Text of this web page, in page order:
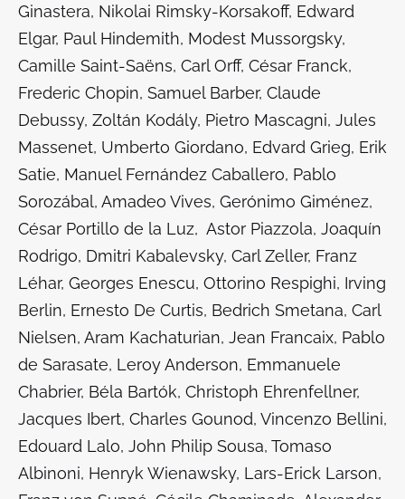
Ginastera, Nikolai Rimsky-Korsakoff, Edward
Elgar, Paul Hindemith, Modest Mussorgsky,
Camille Saint-Saëns, Carl Orff, César Franck,
Frederic Chopin, Samuel Barber, Claude
Debussy, Zoltán Kodály, Pietro Mascagni, Jules
Massenet, Umberto Giordano, Edvard Grieg, Erik
Satie, Manuel Fernández Caballero, Pablo
Sorozábal, Amadeo Vives, Gerónimo Giménez,
César Portillo de la Luz, Astor Piazzola, Joaquín
Rodrigo, Dmitri Kabalevsky, Carl Zeller, Franz
Léhar, Georges Enescu, Ottorino Respighi, Irving
Berlin, Ernesto De Curtis, Bedrich Smetana, Carl
Nielsen, Aram Kachaturian, Jean Francaix, Pablo
de Sarasate, Leroy Anderson, Emmanuele
Chabrier, Béla Bartók, Christoph Ehrenfellner,
Jacques Ibert, Charles Gounod, Vincenzo Bellini,
Edouard Lalo, John Philip Sousa, Tomaso
Albinoni, Henryk Wienawsky, Lars-Erick Larson,